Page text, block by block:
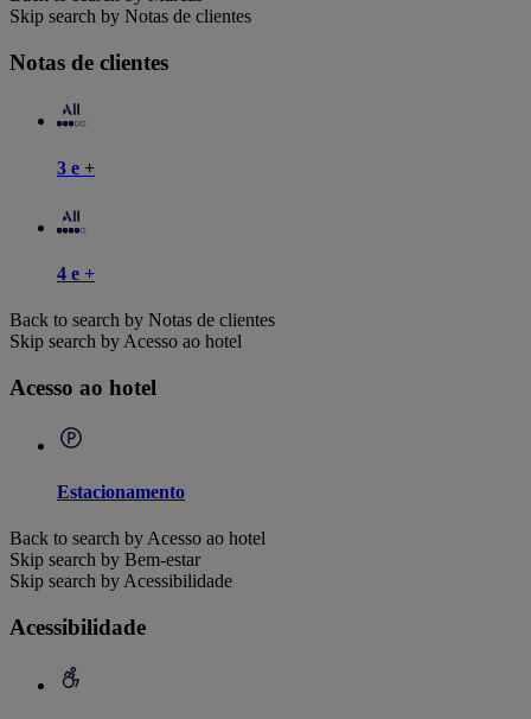
Skip search by Notas de clientes
Notas de clientes
3 e +
4 e +
Back to search by Notas de clientes
Skip search by Acesso ao hotel
Acesso ao hotel
Estacionamento
Back to search by Acesso ao hotel
Skip search by Bem-estar
Skip search by Acessibilidade
Acessibilidade